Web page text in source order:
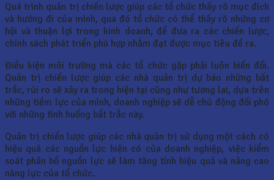
Quá trình quản trị chiến lược giúp các tổ chức thấy rõ mục đích
và hướng đi của mình, qua đó tổ chức có thể thấy rõ những cơ
hội và thuận lợi trong kinh doanh, để đưa ra các chiến lược,
chính sách phát triển phù hợp nhằm đạt được mục tiêu đề ra.
Điều kiện môi trường mà các tổ chức gặp phải luôn biến đổi.
Quản trị chiến lược giúp các nhà quản trị dự báo những bất
trắc, rủi ro sẽ xảy ra trong hiện tại cũng như tương lai, dựa trên
những tiềm lực của mình, doanh nghiệp sẽ dễ chủ động đối phó
với những tình huống bất trắc này.
Quản trị chiến lược giúp các nhà quản trị sử dụng một cách có
hiệu quả các nguồn lực hiện có của doanh nghiệp, việc kiểm
soát phân bổ nguồn lực sẽ làm tăng tính hiệu quả và nâng cao
năng lực của tổ chức.